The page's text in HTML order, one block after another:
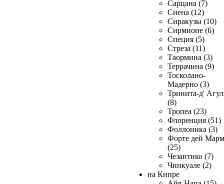
Сарцана (7)
Сиена (12)
Сиракузы (10)
Сирмионе (6)
Специя (5)
Стреза (11)
Таормина (3)
Террачина (9)
Тосколано-
Мадерно (3)
Тринита-д'
(8)
Тропеа (23)
Флоренция (51)
Фоллоника (3)
Форте дей
(25)
Чезантико (7)
Чинкуале (2)
на Кипре